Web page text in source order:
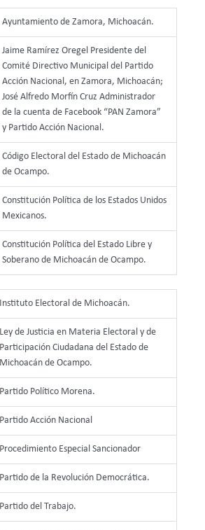
Ayuntamiento de Zamora, Michoacán.
Jaime Ramírez Oregel Presidente del
Comité Directivo Municipal del Partido
Acción Nacional, en Zamora, Michoacán;
José Alfredo Morfín Cruz Administrador
de la cuenta de Facebook “PAN Zamora”
y Partido Acción Nacional.
Código Electoral del Estado de Michoacán
de Ocampo.
Constitución Política de los Estados Unidos
Mexicanos.
Constitución Política del Estado Libre y
Soberano de Michoacán de Ocampo.
Instituto Electoral de Michoacán.
Ley de Justicia en Materia Electoral y de
Participación Ciudadana del Estado de
Michoacán de Ocampo.
Partido Político Morena.
Partido Acción Nacional
Procedimiento Especial Sancionador
Partido de la Revolución Democrática.
Partido del Trabajo.